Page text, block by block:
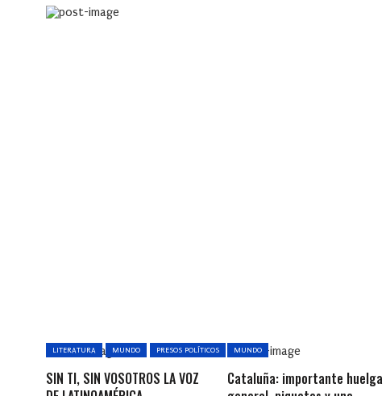
LITERATURA MUNDO PRESOS POLÍTICOS
SIN TI, SIN VOSOTROS LA VOZ
MUNDO
Cataluña: importante huelga